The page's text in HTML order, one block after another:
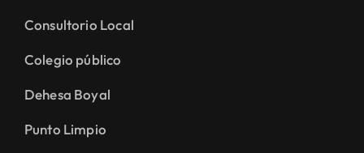
Consultorio Local
Colegio público
Dehesa Boyal
Punto Limpio